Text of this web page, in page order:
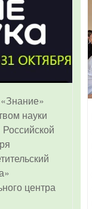
науки
центра